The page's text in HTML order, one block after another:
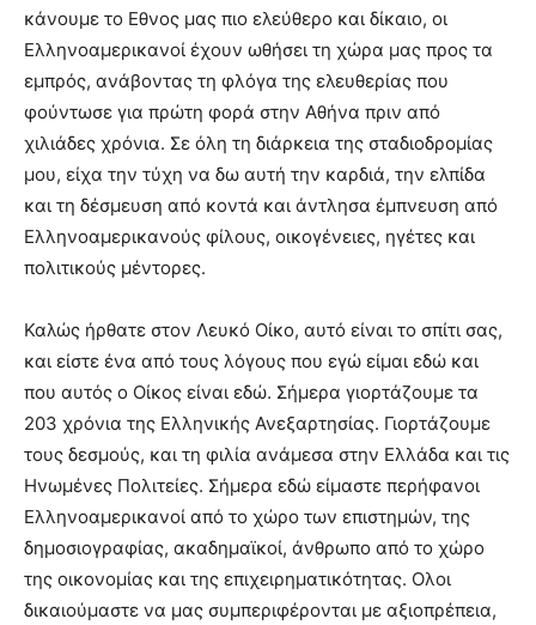
κάνουμε το Εθνος μας πιο ελεύθερο και δίκαιο, οι
Ελληνοαμερικανοί έχουν ωθήσει τη χώρα μας προς τα
εμπρός, ανάβοντας τη φλόγα της ελευθερίας που
φούντωσε για πρώτη φορά στην Αθήνα πριν από
χιλιάδες χρόνια. Σε όλη τη διάρκεια της σταδιοδρομίας
μου, είχα την τύχη να δω αυτή την καρδιά, την ελπίδα
και τη δέσμευση από κοντά και άντλησα έμπνευση από
Ελληνοαμερικανούς φίλους, οικογένειες, ηγέτες και
πολιτικούς μέντορες.
Καλώς ήρθατε στον Λευκό Οίκο, αυτό είναι το σπίτι σας,
και είστε ένα από τους λόγους που εγώ είμαι εδώ και
που αυτός ο Οίκος είναι εδώ. Σήμερα γιορτάζουμε τα
203 χρόνια της Ελληνικής Ανεξαρτησίας. Γιορτάζουμε
τους δεσμούς, και τη φιλία ανάμεσα στην Ελλάδα και τις
Ηνωμένες Πολιτείες. Σήμερα εδώ είμαστε περήφανοι
Ελληνοαμερικανοί από το χώρο των επιστημών, της
δημοσιογραφίας, ακαδημαϊκοί, άνθρωπο από το χώρο
της οικονομίας και της επιχειρηματικότητας. Ολοι
δικαιούμαστε να μας συμπεριφέρονται με αξιοπρέπεια,